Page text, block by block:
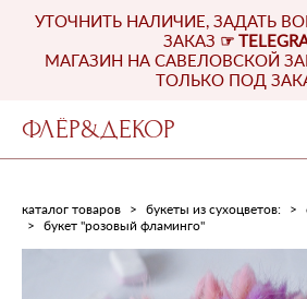
УТОЧНИТЬ НАЛИЧИЕ, ЗАДАТЬ
ЗАКАЗ ☞
МАГАЗИН НА САВЕЛОВСКОЙ
ТОЛЬКО ПОД
ФЛЁР&ДЕКОР
каталог товаров > букеты из сухоцветов: >
> букет "розовый фламинго"